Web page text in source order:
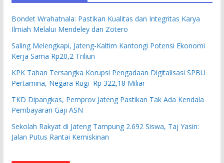
Bondet Wrahatnala: Pastikan Kualitas dan Integritas Karya
Ilmiah Melalui Mendeley dan Zotero
Saling Melengkapi, Jateng-Kaltim Kantongi Potensi Ekonomi
Kerja Sama Rp20,2 Triliun
KPK Tahan Tersangka Korupsi Pengadaan Digitalisasi SPBU
Pertamina, Negara Rugi Rp 322,18 Miliar
TKD Dipangkas, Pemprov Jateng Pastikan Tak Ada Kendala
Pembayaran Gaji ASN
Sekolah Rakyat di Jateng Tampung 2.692 Siswa, Taj Yasin:
Jalan Putus Rantai Kemiskinan